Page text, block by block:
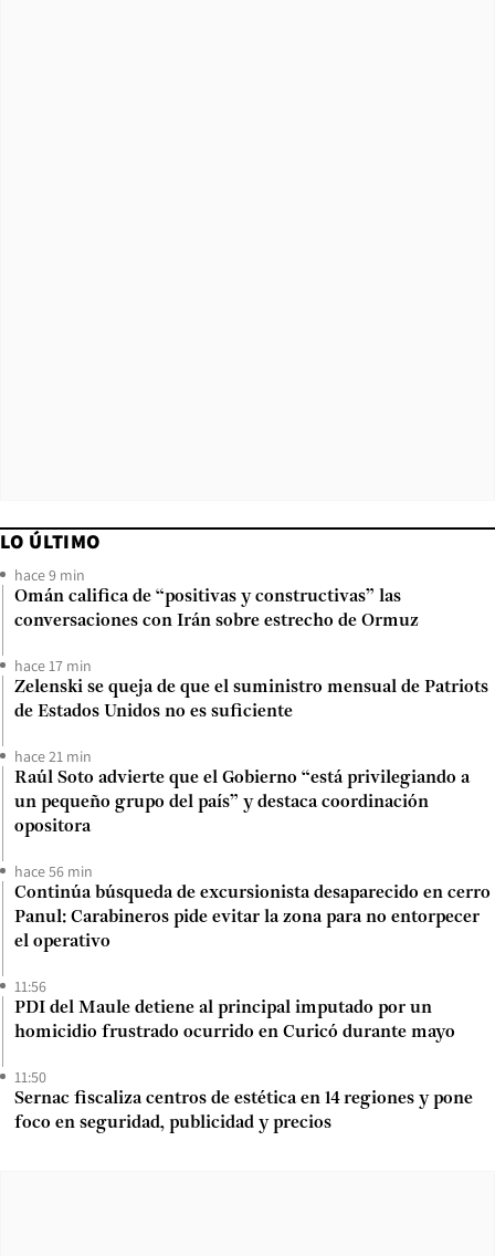
LO ÚLTIMO
hace 9 min
Omán califica de “positivas y constructivas” las
conversaciones con Irán sobre estrecho de Ormuz
hace 17 min
Zelenski se queja de que el suministro mensual de Patriots
de Estados Unidos no es suficiente
hace 21 min
Raúl Soto advierte que el Gobierno “está privilegiando a
un pequeño grupo del país” y destaca coordinación
opositora
hace 56 min
Continúa búsqueda de excursionista desaparecido en cerro
Panul: Carabineros pide evitar la zona para no entorpecer
el operativo
11:56
PDI del Maule detiene al principal imputado por un
homicidio frustrado ocurrido en Curicó durante mayo
11:50
Sernac fiscaliza centros de estética en 14 regiones y pone
foco en seguridad, publicidad y precios